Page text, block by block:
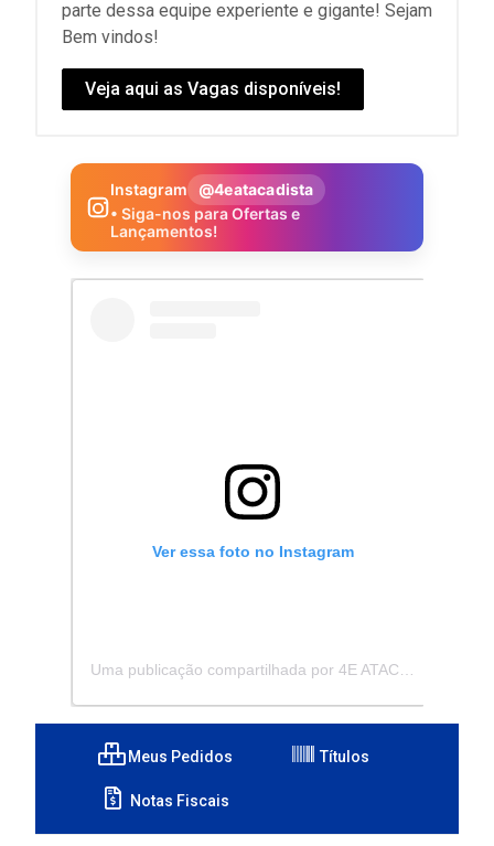
parte dessa equipe experiente e gigante! Sejam
Bem vindos!
Veja aqui as Vagas disponíveis!
Instagram
@4eatacadista
• Siga-nos para Ofertas e
Lançamentos!
Ver essa foto no Instagram
Meus Pedidos Títulos
Notas Fiscais